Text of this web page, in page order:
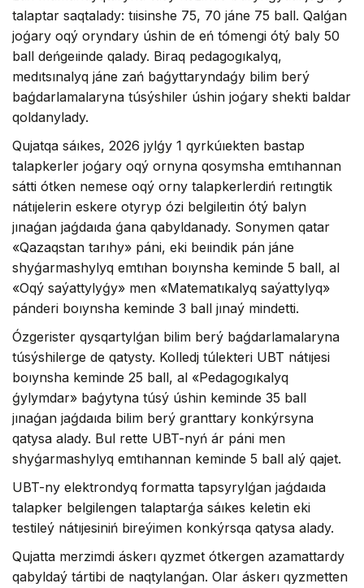
talaptar saqtalady: tıisinshe 75, 70 jáne 75 ball. Qalǵan
joǵary oqý oryndary úshin de eń tómengi ótý baly 50
ball deńgeıinde qalady. Biraq pedagogıkalyq,
medıtsınalyq jáne zań baǵyttaryndaǵy bilim berý
baǵdarlamalaryna túsýshiler úshin joǵary shekti baldar
qoldanylady.
Qujatqa sáıkes, 2026 jylǵy 1 qyrkúıekten bastap
talapkerler joǵary oqý ornyna qosymsha emtıhannan
sátti ótken nemese oqý orny talapkerlerdiń reıtıngtik
nátıjelerin eskere otyryp ózi belgileıtin ótý balyn
jınaǵan jaǵdaıda ǵana qabyldanady. Sonymen qatar
«Qazaqstan tarıhy» páni, eki beıindik pán jáne
shyǵarmashylyq emtıhan boıynsha keminde 5 ball, al
«Oqý saýattylyǵy» men «Matematıkalyq saýattylyq»
pánderi boıynsha keminde 3 ball jınaý mindetti.
Ózgerister qysqartylǵan bilim berý baǵdarlamalaryna
túsýshilerge de qatysty. Kolledj túlekteri UBT nátıjesi
boıynsha keminde 25 ball, al «Pedagogıkalyq
ǵylymdar» baǵytyna túsý úshin keminde 35 ball
jınaǵan jaǵdaıda bilim berý granttary konkýrsyna
qatysa alady. Bul rette UBT-nyń ár páni men
shyǵarmashylyq emtıhannan keminde 5 ball alý qajet.
UBT-ny elektrondyq formatta tapsyrylǵan jaǵdaıda
talapker belgilengen talaptarǵa sáıkes keletin eki
testileý nátıjesiniń bireýimen konkýrsqa qatysa alady.
Qujatta merzimdi áskerı qyzmet ótkergen azamattardy
qabyldaý tártibi de naqtylanǵan. Olar áskerı qyzmetten